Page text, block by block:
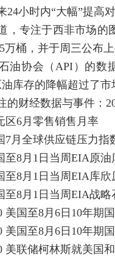
24小时内“大幅”提高
专注于西非市场的图
桶，并于周三公布上
协会（API）的数据
库存的降幅超过了
财经数据与事件：
6月零售销售月率
全球供应链压力指
8月1日当周EIA原油
8月1日当周EIA库欣
月1日当周EIA战略
至8月6日10年期国
至8月6日10年期国
储柯林斯就美国和